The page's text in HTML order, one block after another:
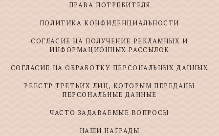
ПРАВА ПОТРЕБИТЕЛЯ
ПОЛИТИКА КОНФИДЕНЦИАЛЬНОСТИ
СОГЛАСИЕ НА ПОЛУЧЕНИЕ РЕКЛАМНЫХ И
ИНФОРМАЦИОННЫХ РАССЫЛОК
СОГЛАСИЕ НА ОБРАБОТКУ ПЕРСОНАЛЬНЫХ ДАННЫХ
РЕЕСТР ТРЕТЬИХ ЛИЦ, КОТОРЫМ ПЕРЕДАНЫ
ПЕРСОНАЛЬНЫЕ ДАННЫЕ
ЧАСТО ЗАДАВАЕМЫЕ ВОПРОСЫ
НАШИ НАГРАДЫ